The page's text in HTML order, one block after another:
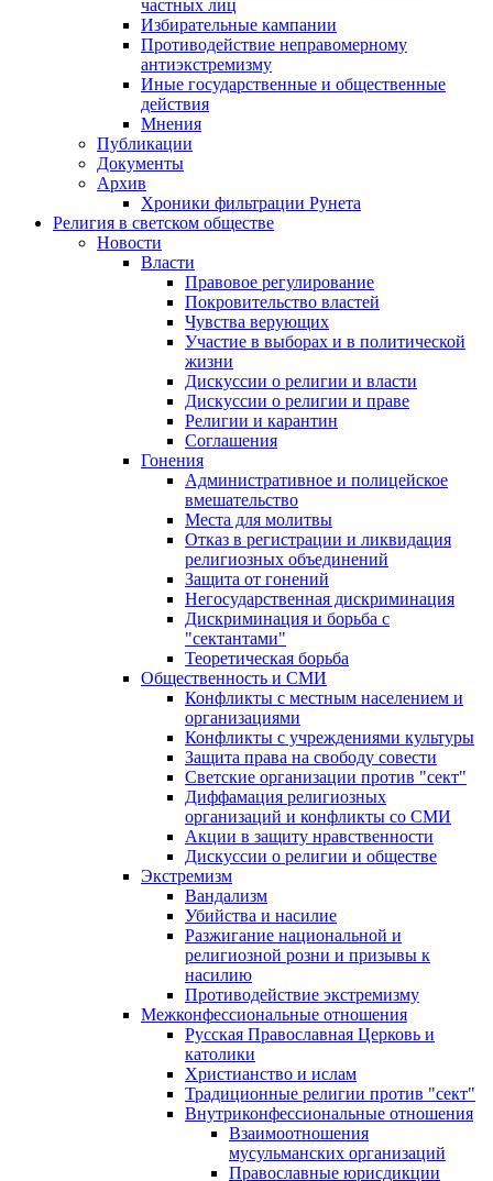
частных лиц
Избирательные кампании
Противодействие неправомерному
антиэкстремизму
Иные государственные и общественные
действия
Мнения
Публикации
Документы
Архив
Хроники фильтрации Рунета
Религия в светском обществе
Новости
Власти
Правовое регулирование
Покровительство властей
Чувства верующих
Участие в выборах и в политической
жизни
Дискуссии о религии и власти
Дискуссии о религии и праве
Религии и карантин
Соглашения
Гонения
Административное и полицейское
вмешательство
Места для молитвы
Отказ в регистрации и ликвидация
религиозных объединений
Защита от гонений
Негосударственная дискриминация
Дискриминация и борьба с
"сектантами"
Теоретическая борьба
Общественность и СМИ
Конфликты с местным населением и
организациями
Конфликты с учреждениями культуры
Защита права на свободу совести
Светские организации против "сект"
Диффамация религиозных
организаций и конфликты со СМИ
Акции в защиту нравственности
Дискуссии о религии и обществе
Экстремизм
Вандализм
Убийства и насилие
Разжигание национальной и
религиозной розни и призывы к
насилию
Противодействие экстремизму
Межконфессиональные отношения
Русская Православная Церковь и
католики
Христианство и ислам
Традиционные религии против "сект"
Внутриконфессиональные отношения
Взаимоотношения
мусульманских организаций
Православные юрисдикции